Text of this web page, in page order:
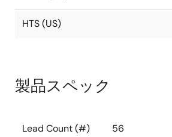
HTS (US)
製品スペック
Lead Count (#) 56